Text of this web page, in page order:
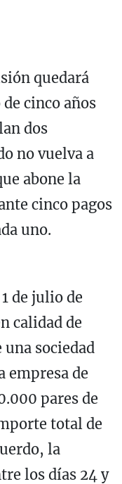
quedará
cinco años
dos
no vuelva a
abone la
cinco pagos
uno.
de julio de
calidad de
sociedad
empresa de
pares de
total de
la
los días 24 y